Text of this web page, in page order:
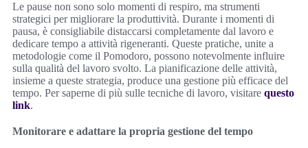
Le pause non sono solo momenti di respiro, ma strumenti
strategici per migliorare la produttività. Durante i momenti di
pausa, è consigliabile distaccarsi completamente dal lavoro e
dedicare tempo a attività rigeneranti. Queste pratiche, unite a
metodologie come il Pomodoro, possono notevolmente influire
sulla qualità del lavoro svolto. La pianificazione delle attività,
insieme a queste strategia, produce una gestione più efficace del
tempo. Per saperne di più sulle tecniche di lavoro, visitare questo
link.
Monitorare e adattare la propria gestione del tempo